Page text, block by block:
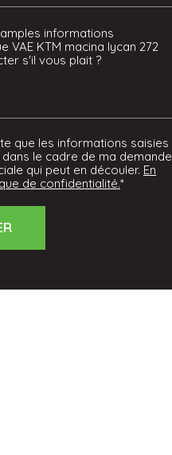
que les informations saisies
dans le cadre de ma demande
qui peut en découler. En
de confidentialité.*